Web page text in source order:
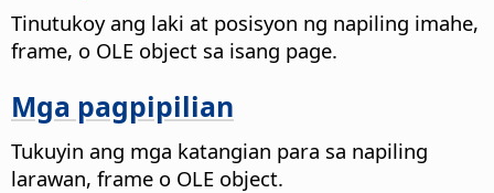
Tinutukoy ang laki at posisyon ng napiling imahe,
frame, o OLE object sa isang page.
Mga pagpipilian
Tukuyin ang mga katangian para sa napiling
larawan, frame o OLE object.